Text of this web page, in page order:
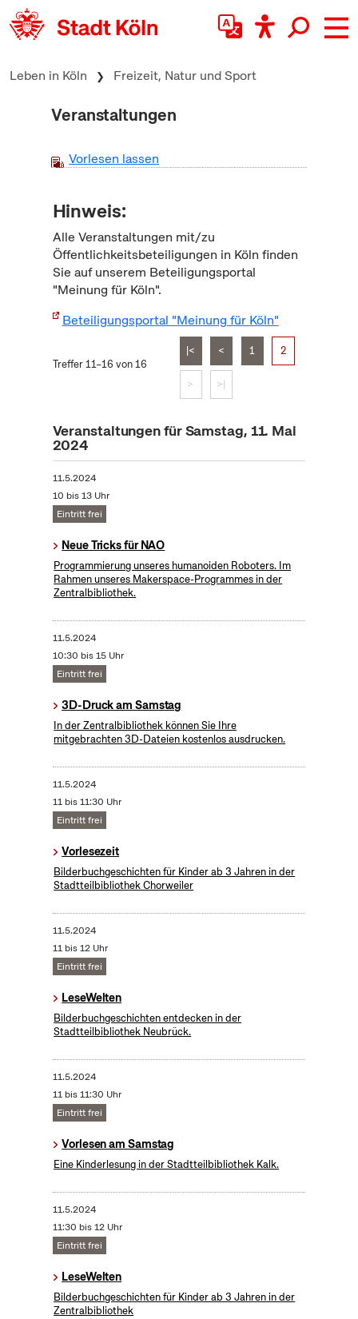
zum Inhalt springen
Leben in Köln Freizeit, Natur und Sport
Veranstaltungen
Vorlesen lassen
Hinweis:
Alle Veranstaltungen mit/zu
Öffentlichkeitsbeteiligungen in Köln finden
Sie auf unserem Beteiligungsportal
"Meinung für Köln".
Beteiligungsportal "Meinung für Köln"
Treffer 11–16 von 16
|< < 1 2
> >|
Veranstaltungen für Samstag, 11. Mai
2024
11.5.2024
10 bis 13 Uhr
Eintritt frei
Neue Tricks für NAO
Programmierung unseres humanoiden Roboters. Im
Rahmen unseres Makerspace-Programmes in der
Zentralbibliothek.
11.5.2024
10:30 bis 15 Uhr
Eintritt frei
3D-Druck am Samstag
In der Zentralbibliothek können Sie Ihre
mitgebrachten 3D-Dateien kostenlos ausdrucken.
11.5.2024
11 bis 11:30 Uhr
Eintritt frei
Vorlesezeit
Bilderbuchgeschichten für Kinder ab 3 Jahren in der
Stadtteilbibliothek Chorweiler
11.5.2024
11 bis 12 Uhr
Eintritt frei
LeseWelten
Bilderbuchgeschichten entdecken in der
Stadtteilbibliothek Neubrück.
11.5.2024
11 bis 11:30 Uhr
Eintritt frei
Vorlesen am Samstag
Eine Kinderlesung in der Stadtteilbibliothek Kalk.
11.5.2024
11:30 bis 12 Uhr
Eintritt frei
LeseWelten
Bilderbuchgeschichten für Kinder ab 3 Jahren in der
Zentralbibliothek